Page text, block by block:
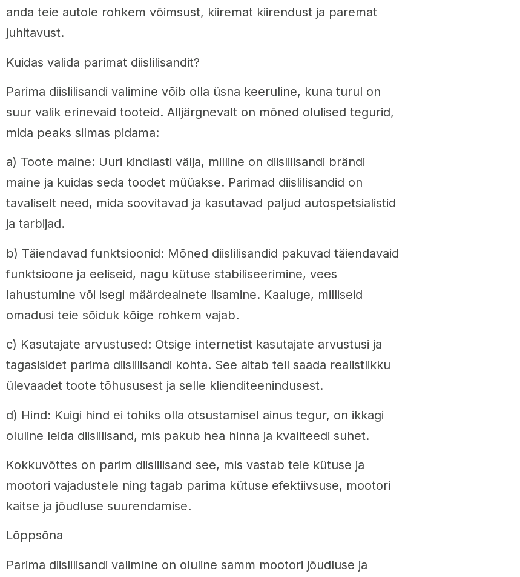
anda teie autole rohkem võimsust, kiiremat kiirendust ja paremat
juhitavust.
Kuidas valida parimat diislilisandit?
Parima diislilisandi valimine võib olla üsna keeruline, kuna turul on
suur valik erinevaid tooteid. Alljärgnevalt on mõned olulised tegurid,
mida peaks silmas pidama:
a) Toote maine: Uuri kindlasti välja, milline on diislilisandi brändi
maine ja kuidas seda toodet müüakse. Parimad diislilisandid on
tavaliselt need, mida soovitavad ja kasutavad paljud autospetsialistid
ja tarbijad.
b) Täiendavad funktsioonid: Mõned diislilisandid pakuvad täiendavaid
funktsioone ja eeliseid, nagu kütuse stabiliseerimine, vees
lahustumine või isegi määrdeainete lisamine. Kaaluge, milliseid
omadusi teie sõiduk kõige rohkem vajab.
c) Kasutajate arvustused: Otsige internetist kasutajate arvustusi ja
tagasisidet parima diislilisandi kohta. See aitab teil saada realistlikku
ülevaadet toote tõhususest ja selle klienditeenindusest.
d) Hind: Kuigi hind ei tohiks olla otsustamisel ainus tegur, on ikkagi
oluline leida diislilisand, mis pakub hea hinna ja kvaliteedi suhet.
Kokkuvõttes on parim diislilisand see, mis vastab teie kütuse ja
mootori vajadustele ning tagab parima kütuse efektiivsuse, mootori
kaitse ja jõudluse suurendamise.
Lõppsõna
Parima diislilisandi valimine on oluline samm mootori jõudluse ja